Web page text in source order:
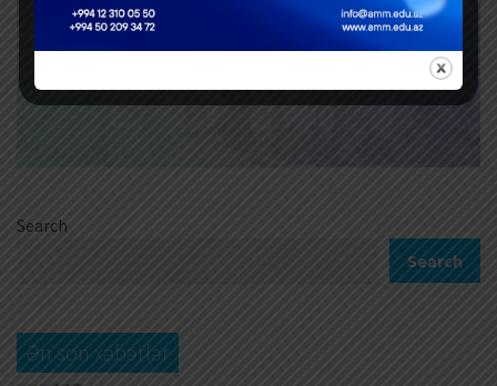
Search
Search
Ən son xəbərlər